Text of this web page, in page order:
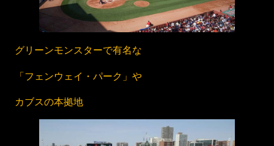
グリーンモンスターで有名な
「フェンウェイ・パーク」や
カブスの本拠地